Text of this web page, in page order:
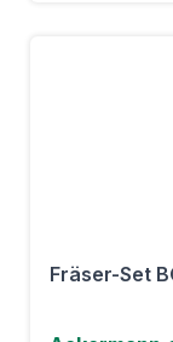
Fräser-Set